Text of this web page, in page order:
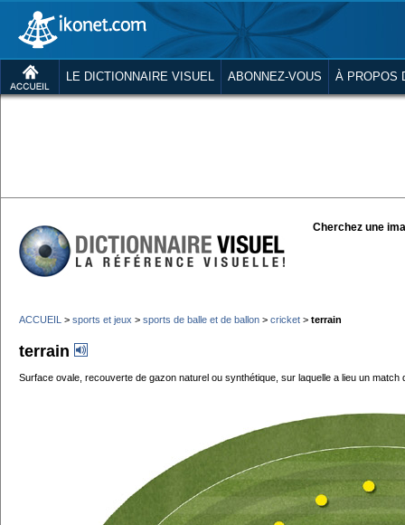
LE DICTIONNAIRE VISUEL ABONNEZ-VOUS À PROPOS
Cherchez une
ACCUEIL > sports et jeux > sports de balle et de ballon > cricket > terrain
terrain
Surface ovale, recouverte de gazon naturel ou synthétique, sur laquelle a lieu un match